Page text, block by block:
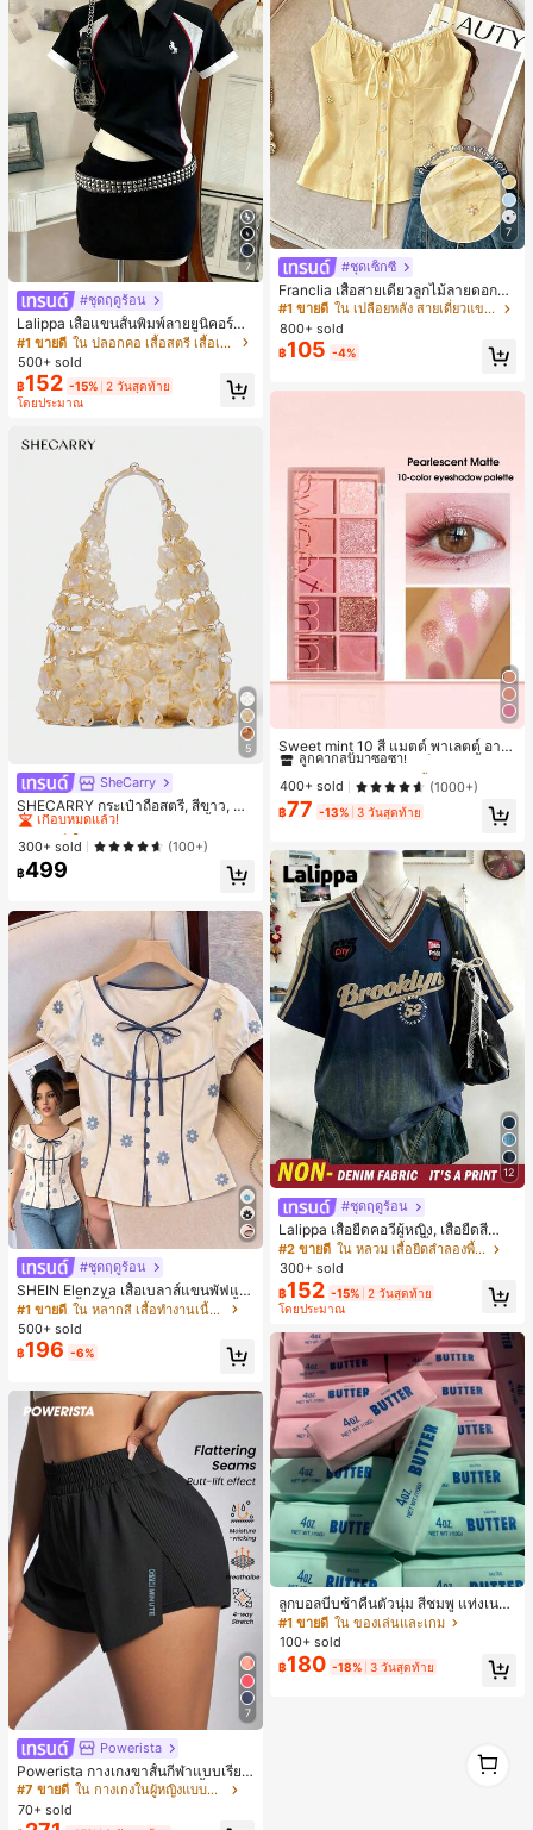
7
#ชุดฤดูร้อน
Lalippa เสื้อแขนสั้นพิมพ์ลายยูนิคอร์นล
ายทางสีตัดกันสำหรับผู้หญิง สไตล์วิทย
าลัย
#1 ขายดี
ใน ปลอกคอ เสื้อสตรี เสื้อเบลาส์ & Tee
500+ sold
฿152 -15% 2 วันสุดท้าย
โดยประมาณ
5
SheCarry
SHECARRY กระเป๋าถือสตรี, สีขาว, แฟ
ชั่น, สง่างาม, วันหยุด, งานปาร์ตี้
#1 ขายดี
เกือบหมดแล้ว!
#1 ขายดี
เกือบหมดแล้ว!
#1 ขายดี
เกือบหมดแล้ว!
#1 ขายดี
ใน บรรยากาศฤดูร้อน กระเป๋าหูหิ้วด้านบนผู้หญิง
300+ sold (100+)
฿499
#ชุดฤดูร้อน
SHEIN Elenzya เสื้อเบลาส์แขนพัฟแต่
งระบายสีพื้นสีน้ำเงินสำหรับผู้หญิง, เสื้อ
ครอปเข้ารูปผูกโบว์คอวีตัดกันสำหรับฤ
ดูร้อน
#1 ขายดี
ใน หลากสี เสื้อทำงานเนื้อผ้านุ่ม
500+ sold
฿196 -6%
7
Powerista
Powerista กางเกงขาสั้นกีฬาแบบเรียบ
ง่าย สไตล์วันทุกวัน กางเกงขาสั้นสบาย
พร้อมเสวตเตอร์
#7 ขายดี
ใน กางเกงในผู้หญิงแบบแอคทีฟ
70+ sold
7
#ชุดเซ็กซี่
Franclia เสื้อสายเดี่ยวลูกไม้ลายดอกไม้
ผูกโบว์สำหรับผู้หญิงสำหรับฤดูร้อน
#1 ขายดี
ใน เปลือยหลัง สายเดี่ยวแขนกุดสีสดใส
800+ sold
฿105 -4%
Sweet mint 10 สี แมตต์ พาเลตต์ อาย
แชโดว์ , 1 ชิ้น อย่างสูง เม็ดสี กันน้ำ ทน
ทาน อายแชโดว์ ถาด อายแชโดว์
ลูกค้ากลับมาซื้อซ้ำ!
#1 ขายดี
ลูกค้ากลับมาซื้อซ้ำ!
#1 ขายดี
ลูกค้ากลับมาซื้อซ้ำ!
#1 ขายดี
ใน ป้องกันรอยเปื้อน พาเลตต์อายแชโดว์
400+ sold (1000+)
฿77 -13% 3 วันสุดท้าย
12
#ชุดฤดูร้อน
Lalippa เสื้อยืดคอวีผู้หญิง, เสื้อยืดสีน้ำเ
งินสไตล์มินิมอลเรโทร, เสื้อยืดผู้หญิงทร
งหลวมสบาย, พิมพ์ตัวอักษรและตัวเลข
ภาษาอังกฤษ, เสื้อสำหรับออกไปเที่ยวฤ
ดูร้อน, ลวดลายดีไซน์, ความรู้สึกพรีเมีย
ม, ลำลองอเนกประสงค์, สวมใส่ประจำวั
น, กลางแจ้ง, ช้อปปิ้ง, การเดินทาง, เสื้อ
ผ้ากลางแจ้ง
#2 ขายดี
ใน หลวม เสื้อยืดลำลองพื้นฐาน
300+ sold
฿152 -15% 2 วันสุดท้าย
โดยประมาณ
ลูกบอลบีบช้าคืนตัวนุ่ม สีชมพู แท่งเนย
บีบคลายเครียด นุ่มยืดหยุ่น ของเล่นบีบ
4 ออนซ์ ของเล่นเกลือ เหมาะสำหรับขอ
งขวัญวันหยุด ของขวัญสนุกและน่ารัก
ของขวัญวันเกิด ของขวัญอีสเตอร์ ของ
สกวิชชี่เนยกรอบ บีบ ลูกบอลสลัชชี่
#1 ขายดี ใน ของเล่นและเกม
100+ sold
฿180 -18% 3 วันสุดท้าย